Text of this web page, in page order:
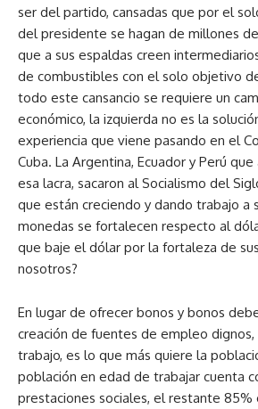
ser del partido, cansadas que por el
del presidente se hagan de millones
que a sus espaldas creen
de combustibles con el solo objetivo
todo este cansancio se requiere un
económico, la izquierda no es la
experiencia que viene pasando en el
Cuba. La Argentina, Ecuador y Perú
esa lacra, sacaron al Socialismo del
que están creciendo y dando trabajo a
monedas se fortalecen respecto al
que baje el dólar por la fortaleza de
nosotros?
En lugar de ofrecer bonos y bonos
creación de fuentes de empleo
trabajo, es lo que más quiere la
población en edad de trabajar cuenta
prestaciones sociales, el restante